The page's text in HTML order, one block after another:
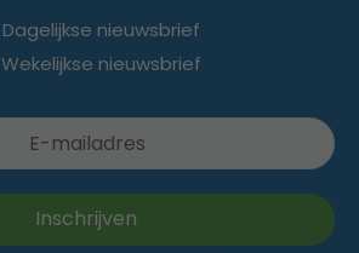
Dagelijkse nieuwsbrief
Wekelijkse nieuwsbrief